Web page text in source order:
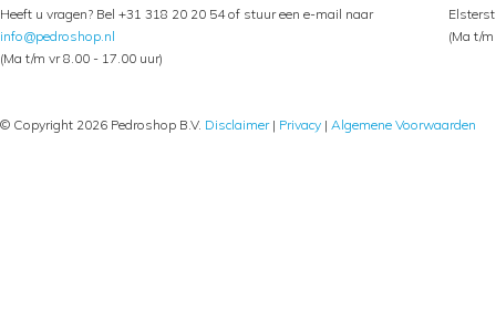
Heeft u vragen? Bel +31 318 20 20 54 of stuur een e-mail naar
info@pedroshop.nl
(Ma t/m vr 8.00 - 17.00 uur)
(Ma t/
© Copyright 2026 Pedroshop B.V. Disclaimer| Privacy | Algemene Voorwaarden